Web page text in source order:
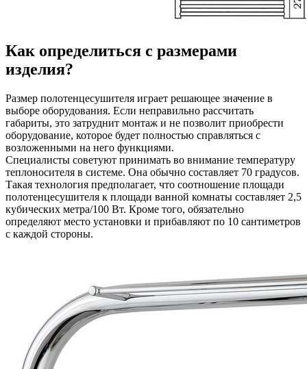
Как определиться с размерами
изделия?
Размер полотенцесушителя играет решающее значение в
выборе оборудования. Если неправильно рассчитать
габариты, это затруднит монтаж и не позволит приобрести
оборудование, которое будет полностью справляться с
возложенными на него функциями.
Специалисты советуют принимать во внимание температуру
теплоносителя в системе. Она обычно составляет 70 градусов.
Такая технология предполагает, что соотношение площади
полотенцесушителя к площади ванной комнаты составляет 2,5
кубических метра/100 Вт. Кроме того, обязательно
определяют место установки и прибавляют по 10 сантиметров
с каждой стороны.